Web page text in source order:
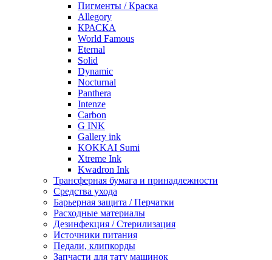
Пигменты / Краска
Allegory
КРАСКА
World Famous
Eternal
Solid
Dynamic
Nocturnal
Panthera
Intenze
Carbon
G INK
Gallery ink
KOKKAI Sumi
Xtreme Ink
Kwadron Ink
Трансферная бумага и принадлежности
Средства ухода
Барьерная защита / Перчатки
Расходные материалы
Дезинфекция / Стерилизация
Источники питания
Педали, клипкорды
Запчасти для тату машинок